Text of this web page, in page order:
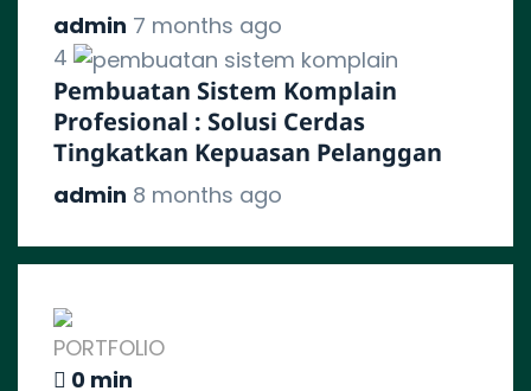
admin 7 months ago
4
Pembuatan Sistem Komplain
Profesional : Solusi Cerdas
Tingkatkan Kepuasan Pelanggan
admin 8 months ago
PORTFOLIO
0 min